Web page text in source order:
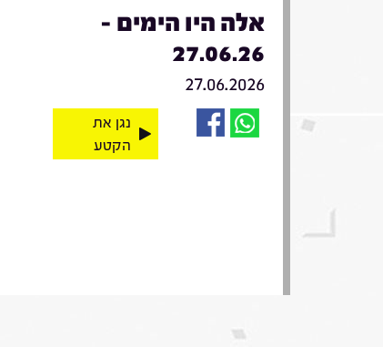
אלה היו הימים -
27.06.26
27.06.2026
נגן את
הקטע